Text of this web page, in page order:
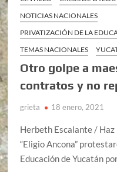
NOTICIAS NACIONALES
PRIVATIZACIÓN DE LA
TEMAS NACIONALES
Otro golpe a
contratos y no
grieta 18 enero, 2021
Herbeth Escalante / Haz
“Eligio Ancona”
Educación de Yucatán